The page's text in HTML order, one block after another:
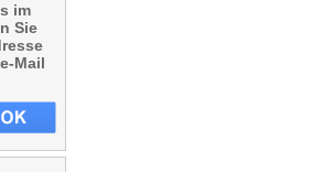
im
Sie
Mail